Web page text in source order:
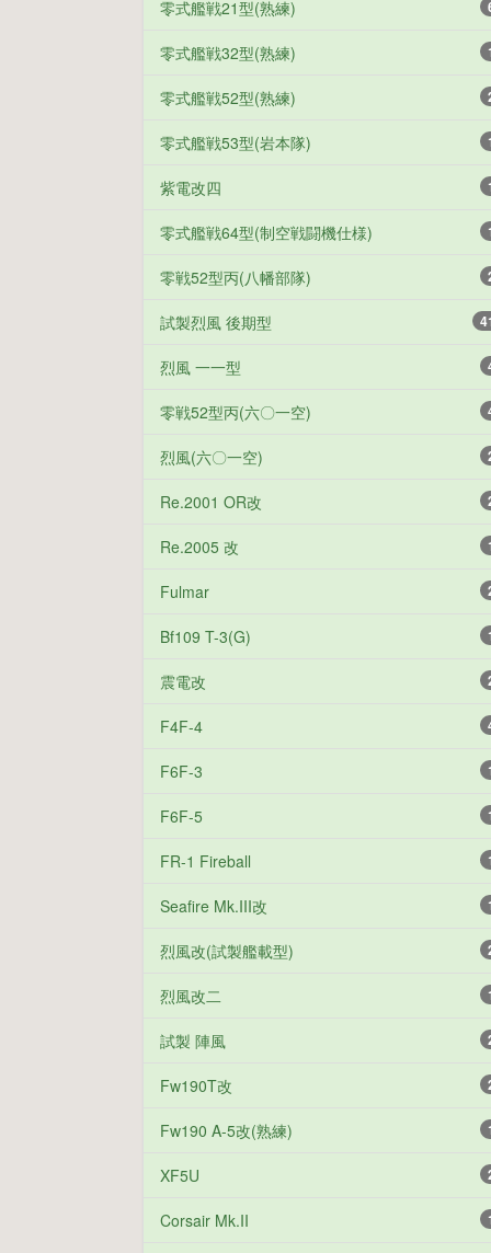
零式艦戦21型(熟練)
零式艦戦32型(熟練)
零式艦戦52型(熟練)
零式艦戦53型(岩本隊)
紫電改四
零式艦戦64型(制空戦闘機仕様)
零戦52型丙(八幡部隊)
試製烈風 後期型
烈風 一一型
零戦52型丙(六〇一空)
烈風(六〇一空)
Re.2001 OR改
Re.2005 改
Fulmar
Bf109 T-3(G)
震電改
F4F-4
F6F-3
F6F-5
FR-1 Fireball
Seafire Mk.III改
烈風改(試製艦載型)
烈風改二
試製 陣風
Fw190T改
Fw190 A-5改(熟練)
XF5U
Corsair Mk.II